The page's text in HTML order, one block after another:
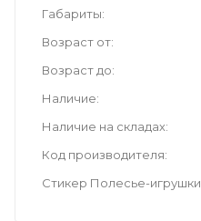
Габариты
Возраст от
Возраст до
Наличие
Наличие на складах
Код производителя
Стикер Полесье-игрушки